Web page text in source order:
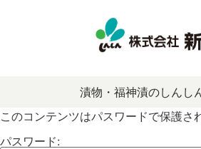
漬物・福神漬のしん
このコンテンツはパスワードで保護さ
パスワード: